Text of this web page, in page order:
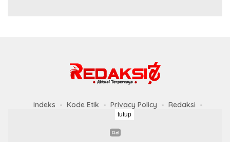
Indeks Kode Etik Privacy Policy
Redaksi
Pedoman Media Siber
Didukung oleh WordPress
tutup